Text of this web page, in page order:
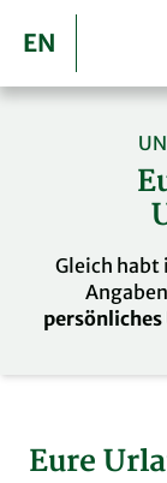
EN
Gleich habt
Eure